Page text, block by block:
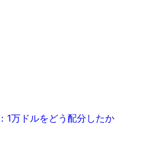
1万ドルをどう配分したか